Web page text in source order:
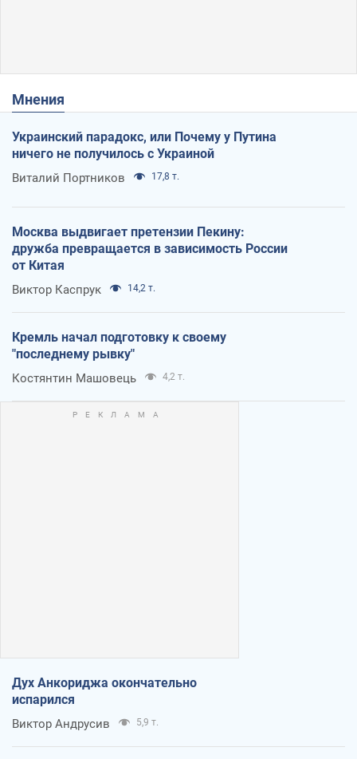
Мнения
Украинский парадокс, или Почему у Путина
ничего не получилось с Украиной
Виталий Портников 17,8 т.
Москва выдвигает претензии Пекину:
дружба превращается в зависимость России
от Китая
Виктор Каспрук 14,2 т.
Кремль начал подготовку к своему
"последнему рывку"
Костянтин Машовець 4,2 т.
Дух Анкориджа окончательно
испарился
Виктор Андрусив 5,9 т.